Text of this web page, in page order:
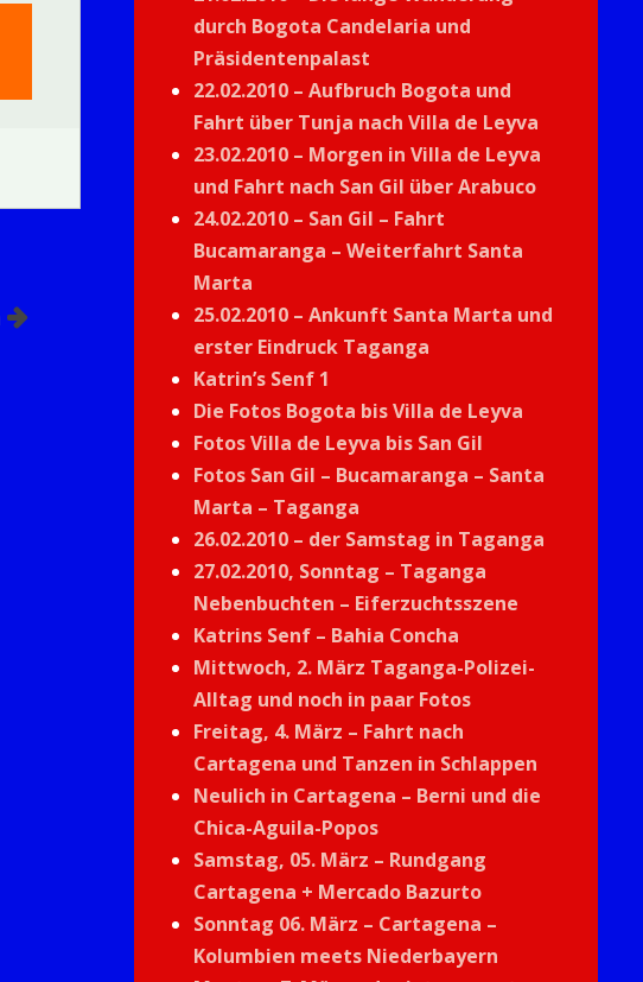
durch Bogota Candelaria und
Präsidentenpalast
22.02.2010 – Aufbruch Bogota und
Fahrt über Tunja nach Villa de Leyva
23.02.2010 – Morgen in Villa de Leyva
und Fahrt nach San Gil über Arabuco
24.02.2010 – San Gil – Fahrt
Bucamaranga – Weiterfahrt Santa
Marta
25.02.2010 – Ankunft Santa Marta und
erster Eindruck Taganga
Katrin’s Senf 1
Die Fotos Bogota bis Villa de Leyva
Fotos Villa de Leyva bis San Gil
Fotos San Gil – Bucamaranga – Santa
Marta – Taganga
26.02.2010 – der Samstag in Taganga
27.02.2010, Sonntag – Taganga
Nebenbuchten – Eiferzuchtsszene
Katrins Senf – Bahia Concha
Mittwoch, 2. März Taganga-Polizei-
Alltag und noch in paar Fotos
Freitag, 4. März – Fahrt nach
Cartagena und Tanzen in Schlappen
Neulich in Cartagena – Berni und die
Chica-Aguila-Popos
Samstag, 05. März – Rundgang
Cartagena + Mercado Bazurto
Sonntag 06. März – Cartagena –
Kolumbien meets Niederbayern